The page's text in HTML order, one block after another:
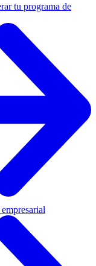
tu programa de